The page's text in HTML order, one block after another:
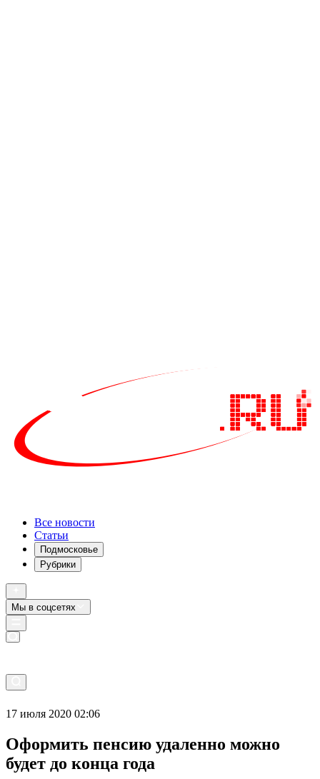
Все новости
Статьи
Подмосковье
Рубрики
Мы в соцсетях
17 июля 2020 02:06
Оформить пенсию удаленно можно
будет до конца года